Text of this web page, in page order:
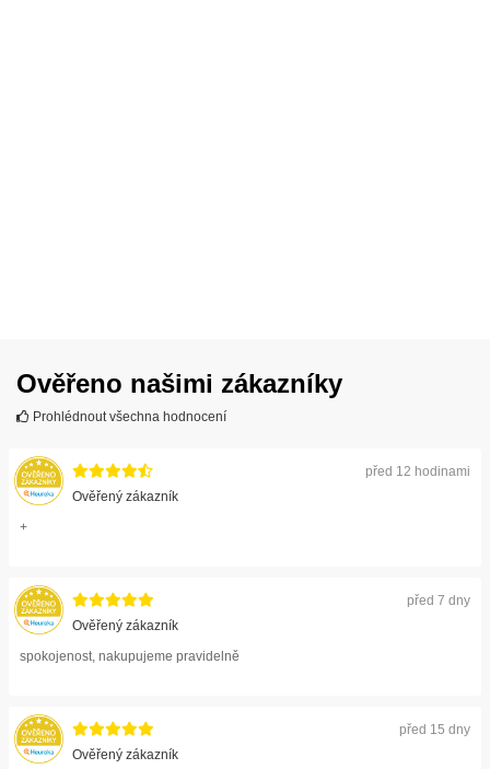
Ověřeno našimi zákazníky
Prohlédnout všechna hodnocení
před 12 hodinami
Ověřený zákazník
+
před 7 dny
Ověřený zákazník
spokojenost, nakupujeme pravidelně
před 15 dny
Ověřený zákazník